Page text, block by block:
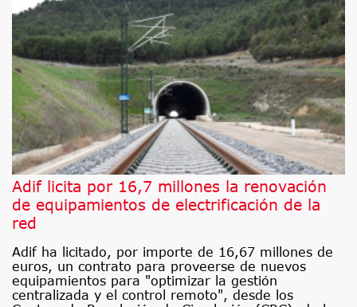
Adif licita por 16,7 millones la renovación
de equipamientos de electrificación de la
red
Adif ha licitado, por importe de 16,67 millones de
euros, un contrato para proveerse de nuevos
equipamientos para "optimizar la gestión
centralizada y el control remoto", desde los